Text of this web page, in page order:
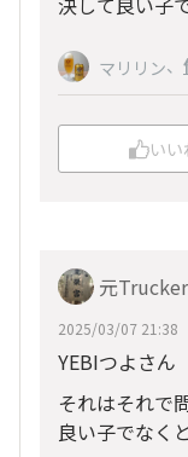
マリリン、
いい
元Trucker
2025/03/07 21:38
YEBIつよさん
それはそれで
良い子でなく